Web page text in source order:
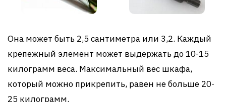
Она может быть 2,5 сантиметра или 3,2. Каждый
крепежный элемент может выдержать до 10-15
килограмм веса. Максимальный вес шкафа,
который можно прикрепить, равен не больше 20-
25 килограмм.